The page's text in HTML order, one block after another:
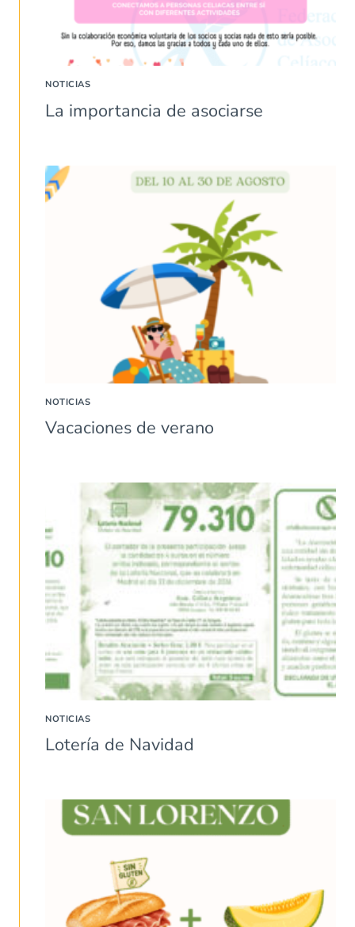
NOTICIAS
La importancia de asociarse
NOTICIAS
Vacaciones de verano
NOTICIAS
Lotería de Navidad